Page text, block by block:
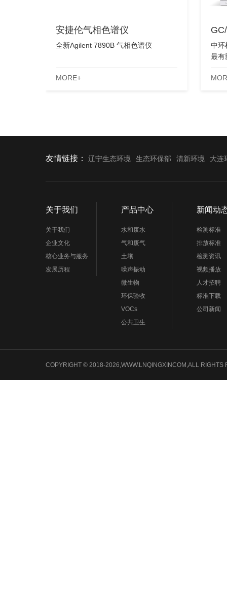
安捷伦气相色谱仪
全新Agilent 7890B 气相色谱仪
MORE+
中环
最有
的稳
友情链接： 辽宁生态环境 生态环保部 清新环境 大连
关于我们
关于我们
企业文化
核心业务与服务
发展历程
产品中心
水和废水
气和废气
土壤
噪声振动
微生物
环保验收
VOCs
公共卫生
新闻动
检测标准
排放标准
检测资讯
视频播放
人才招聘
标准下载
公司新闻
COPYRIGHT © 2018-2026,WWW.LNQINGXINCOM,ALL